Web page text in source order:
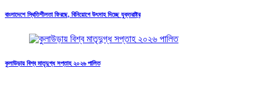
বাংলাদেশে স্থিতিশীলতা ফিরছে, বিনিয়োগে উৎসাহ দিচ্ছে যুক্তরাষ্ট্র
কুলাউড়ায় বিশ্ব মাতৃদুগ্ধ সপ্তাহ ২০২৬ পালিত